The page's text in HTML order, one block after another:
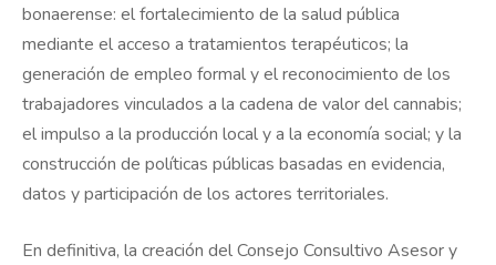
bonaerense: el fortalecimiento de la salud pública
mediante el acceso a tratamientos terapéuticos; la
generación de empleo formal y el reconocimiento de los
trabajadores vinculados a la cadena de valor del cannabis;
el impulso a la producción local y a la economía social; y la
construcción de políticas públicas basadas en evidencia,
datos y participación de los actores territoriales.
En definitiva, la creación del Consejo Consultivo Asesor y